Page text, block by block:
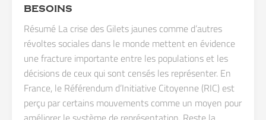
BESOINS
Résumé La crise des Gilets jaunes comme d’autres
révoltes sociales dans le monde mettent en évidence
une fracture importante entre les populations et les
décisions de ceux qui sont censés les représenter. En
France, le Référendum d’Initiative Citoyenne (RIC) est
perçu par certains mouvements comme un moyen pour